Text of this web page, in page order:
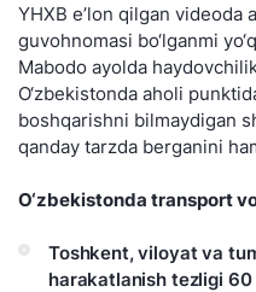
YHXB e’lon qilgan videoda
guvohnomasi bo‘lganmi
Mabodo ayolda
O‘zbekistonda aholi
boshqarishni bilmaydigan
qanday tarzda berganini
O‘zbekistonda transport
Toshkent, viloyat va
harakatlanish tezligi